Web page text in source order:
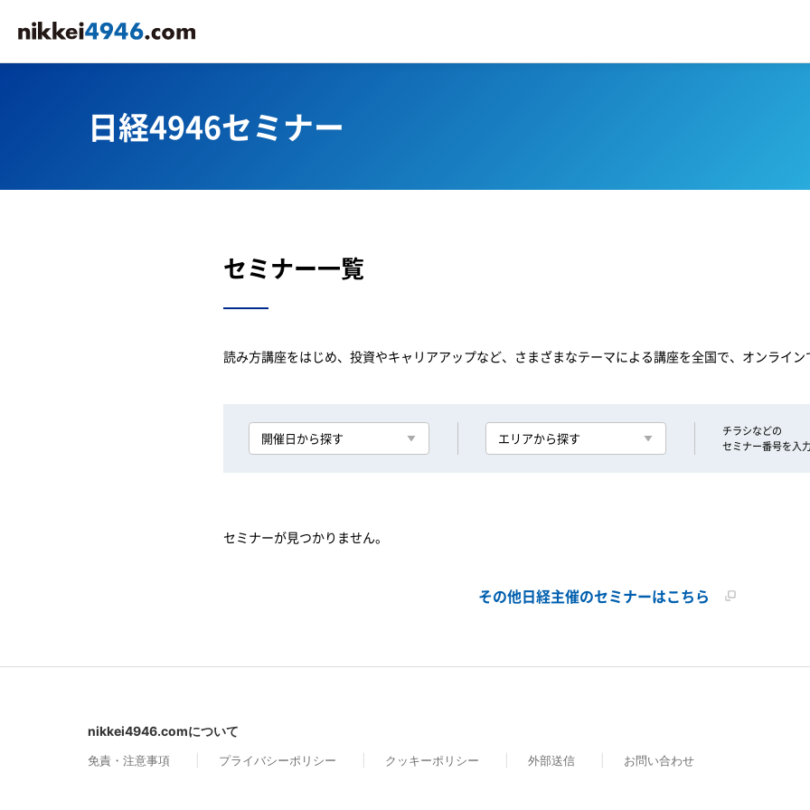
日経4946セミナー
セミナー一覧
読み方講座をはじめ、投資やキャリアアップなど、さまざまなテーマによる講座を全国で、オンライ
開催日から探す エリアから探す
チラシなどの
セミナー番号を入
セミナーが見つかりません。
その他日経主催のセミナーはこちら
nikkei4946.comについて
免責・注意事項 プライバシーポリシー クッキーポリシー 外部送信 お問い合わせ